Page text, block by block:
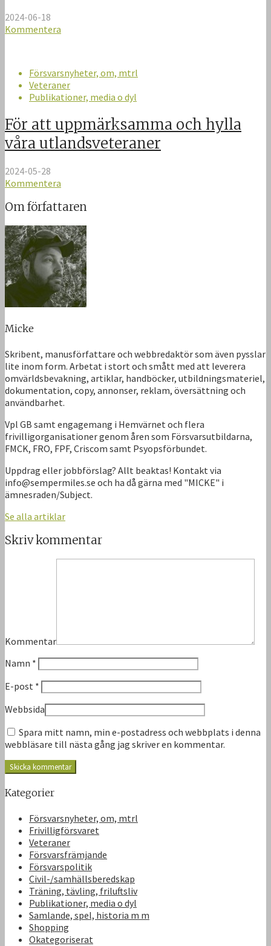
2024-06-18
Kommentera
Försvarsnyheter, om, mtrl
Veteraner
Publikationer, media o dyl
För att uppmärksamma och hylla
våra utlandsveteraner
2024-05-28
Kommentera
Om författaren
Micke
Skribent, manusförfattare och webbredaktör som även pysslar
lite inom form. Arbetat i stort och smått med att leverera
omvärldsbevakning, artiklar, handböcker, utbildningsmateriel,
dokumentation, copy, annonser, reklam, översättning och
användbarhet.
Vpl GB samt engagemang i Hemvärnet och flera
frivilligorganisationer genom åren som Försvarsutbildarna,
FMCK, FRO, FPF, Criscom samt Psyopsförbundet.
Uppdrag eller jobbförslag? Allt beaktas! Kontakt via
info@sempermiles.se och ha då gärna med "MICKE" i
ämnesraden/Subject.
Se alla artiklar
Skriv kommentar
Kommentar
Namn *
E-post *
Webbsida
Spara mitt namn, min e-postadress och webbplats i denna
webbläsare till nästa gång jag skriver en kommentar.
Kategorier
Försvarsnyheter, om, mtrl
Frivilligförsvaret
Veteraner
Försvarsfrämjande
Försvarspolitik
Civil-/samhällsberedskap
Träning, tävling, friluftsliv
Publikationer, media o dyl
Samlande, spel, historia m m
Shopping
Okategoriserat